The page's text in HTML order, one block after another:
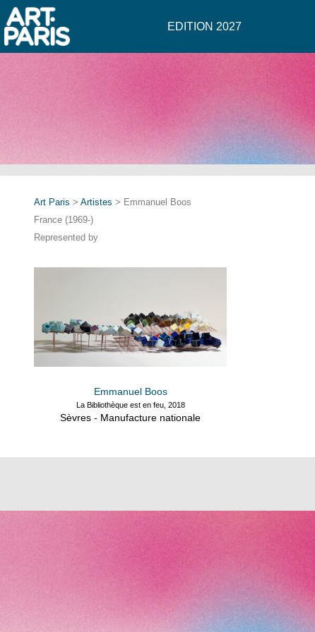
EDITION 2027
Art Paris > Artistes > Emmanuel Boos
France (1969-)
Represented by
Emmanuel Boos
La Bibliothèque est en feu, 2018
Sèvres - Manufacture nationale